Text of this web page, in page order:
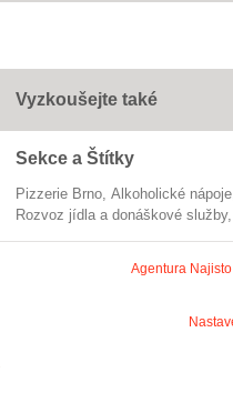
Vyzkoušejte také
Sekce a Štítky
Pizzerie Brno alkoholické nápoje
Rozvoz jídla a donáškové služby
Agentura Najisto